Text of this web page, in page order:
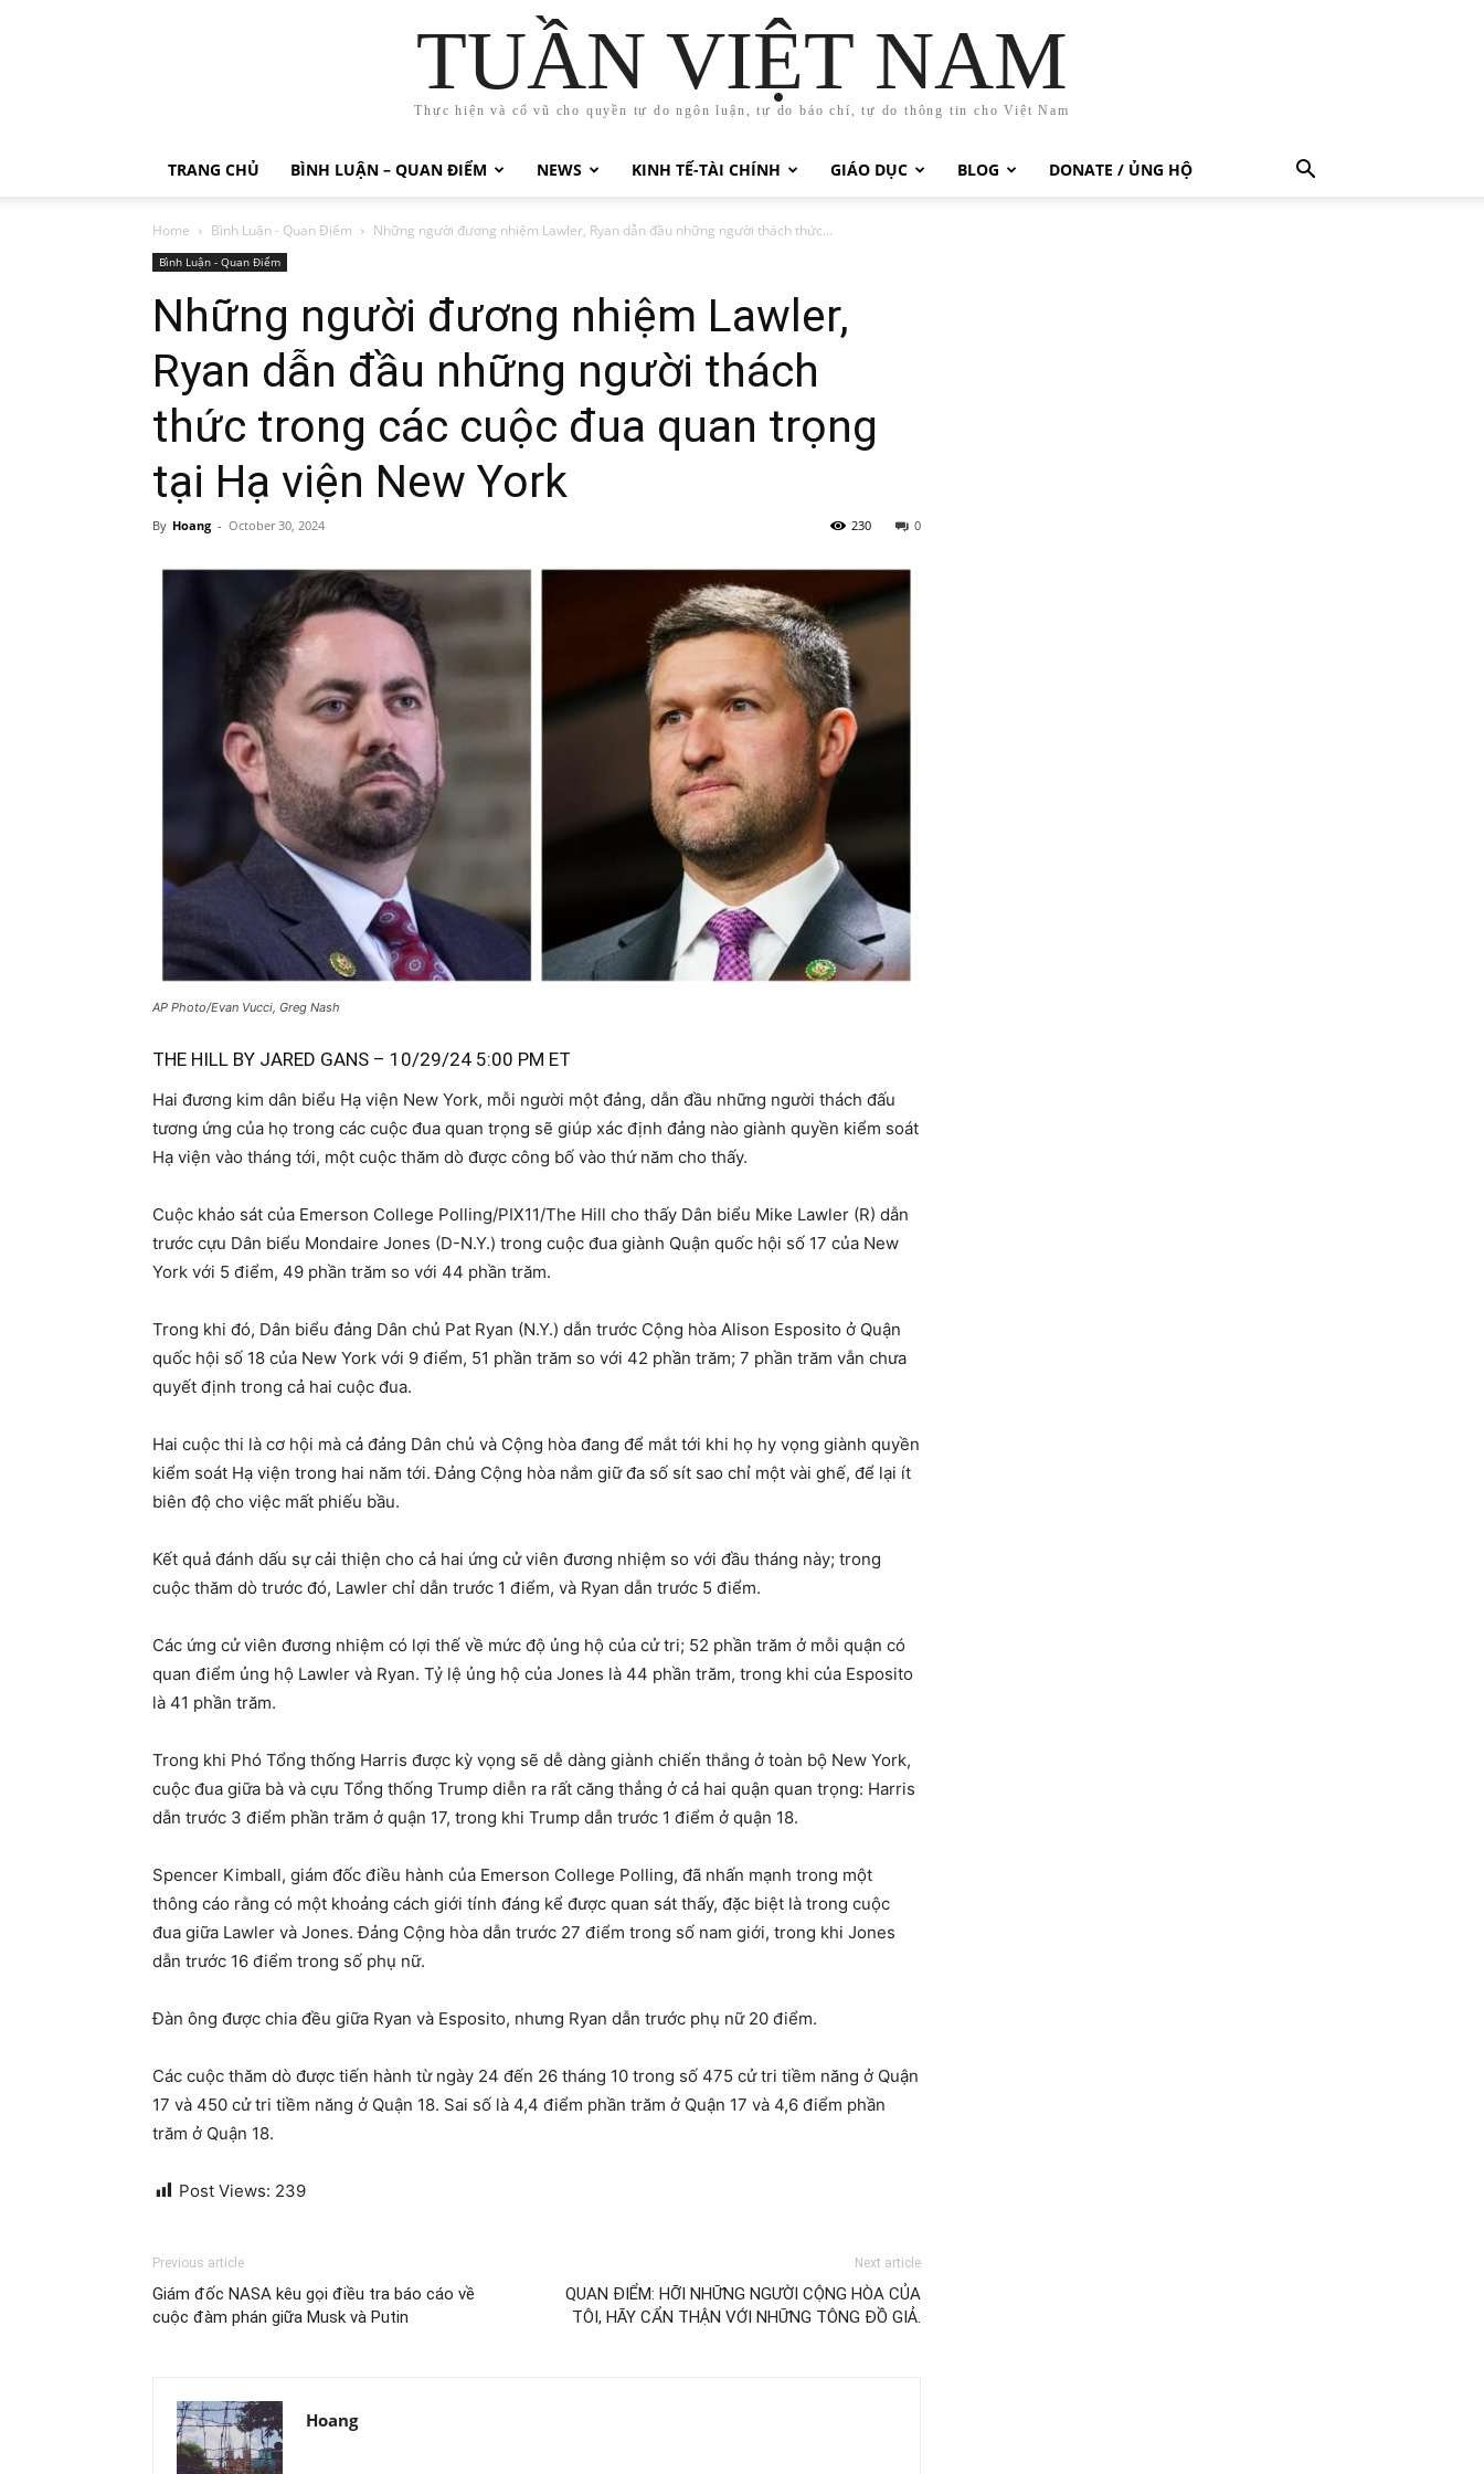
TUẦN VIỆT NAM
Thực hiện và cổ vũ cho quyền tự do ngôn luận, tự do báo chí, tự do thông tin cho Việt Nam
TRANG CHỦ BÌNH LUẬN – QUAN ĐIỂM NEWS KINH TẾ-TÀI CHÍNH GIÁO DỤC BLOG DONATE / ỦNG HỘ
Home Bình Luận - Quan Điểm Những người đương nhiệm Lawler, Ryan dẫn đầu những người thách thức...
Bình Luận - Quan Điểm
Những người đương nhiệm Lawler,
Ryan dẫn đầu những người thách
thức trong các cuộc đua quan trọng
tại Hạ viện New York
By Hoang - October 30, 2024 0
230
AP Photo/Evan Vucci, Greg Nash
THE HILL BY JARED GANS – 10/29/24 5:00 PM ET
Hai đương kim dân biểu Hạ viện New York, mỗi người một đảng, dẫn đầu những người thách đấu
tương ứng của họ trong các cuộc đua quan trọng sẽ giúp xác định đảng nào giành quyền kiểm soát
Hạ viện vào tháng tới, một cuộc thăm dò được công bố vào thứ năm cho thấy.
Cuộc khảo sát của Emerson College Polling/PIX11/The Hill cho thấy Dân biểu Mike Lawler (R) dẫn
trước cựu Dân biểu Mondaire Jones (D-N.Y.) trong cuộc đua giành Quận quốc hội số 17 của New
York với 5 điểm, 49 phần trăm so với 44 phần trăm.
Trong khi đó, Dân biểu đảng Dân chủ Pat Ryan (N.Y.) dẫn trước Cộng hòa Alison Esposito ở Quận
quốc hội số 18 của New York với 9 điểm, 51 phần trăm so với 42 phần trăm; 7 phần trăm vẫn chưa
quyết định trong cả hai cuộc đua.
Hai cuộc thi là cơ hội mà cả đảng Dân chủ và Cộng hòa đang để mắt tới khi họ hy vọng giành quyền
kiểm soát Hạ viện trong hai năm tới. Đảng Cộng hòa nắm giữ đa số sít sao chỉ một vài ghế, để lại ít
biên độ cho việc mất phiếu bầu.
Kết quả đánh dấu sự cải thiện cho cả hai ứng cử viên đương nhiệm so với đầu tháng này; trong
cuộc thăm dò trước đó, Lawler chỉ dẫn trước 1 điểm, và Ryan dẫn trước 5 điểm.
Các ứng cử viên đương nhiệm có lợi thế về mức độ ủng hộ của cử tri; 52 phần trăm ở mỗi quận có
quan điểm ủng hộ Lawler và Ryan. Tỷ lệ ủng hộ của Jones là 44 phần trăm, trong khi của Esposito
là 41 phần trăm.
Trong khi Phó Tổng thống Harris được kỳ vọng sẽ dễ dàng giành chiến thắng ở toàn bộ New York,
cuộc đua giữa bà và cựu Tổng thống Trump diễn ra rất căng thẳng ở cả hai quận quan trọng: Harris
dẫn trước 3 điểm phần trăm ở quận 17, trong khi Trump dẫn trước 1 điểm ở quận 18.
Spencer Kimball, giám đốc điều hành của Emerson College Polling, đã nhấn mạnh trong một
thông cáo rằng có một khoảng cách giới tính đáng kể được quan sát thấy, đặc biệt là trong cuộc
đua giữa Lawler và Jones. Đảng Cộng hòa dẫn trước 27 điểm trong số nam giới, trong khi Jones
dẫn trước 16 điểm trong số phụ nữ.
Đàn ông được chia đều giữa Ryan và Esposito, nhưng Ryan dẫn trước phụ nữ 20 điểm.
Các cuộc thăm dò được tiến hành từ ngày 24 đến 26 tháng 10 trong số 475 cử tri tiềm năng ở Quận
17 và 450 cử tri tiềm năng ở Quận 18. Sai số là 4,4 điểm phần trăm ở Quận 17 và 4,6 điểm phần
trăm ở Quận 18.
Post Views: 239
Previous article
Giám đốc NASA kêu gọi điều tra báo cáo về
cuộc đàm phán giữa Musk và Putin
Next article
QUAN ĐIỂM: HỠI NHỮNG NGƯỜI CỘNG HÒA CỦA
TÔI, HÃY CẨN THẬN VỚI NHỮNG TÔNG ĐỒ GIẢ.
Hoang